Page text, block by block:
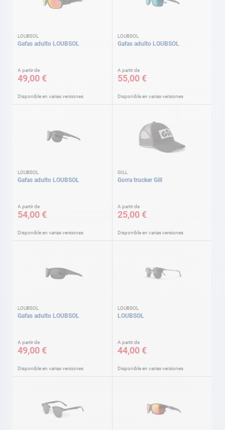
LOUBSOL
Gafas adulto LOUBSOL
A partir de
49,00 €
Disponible en varias versiones
LOUBSOL
Gafas adulto LOUBSOL
A partir de
55,00 €
Disponible en varias versiones
LOUBSOL
Gafas adulto LOUBSOL
A partir de
54,00 €
Disponible en varias versiones
GILL
Gorra trucker Gill
A partir de
25,00 €
Disponible en varias versiones
LOUBSOL
Gafas adulto LOUBSOL
A partir de
49,00 €
Disponible en varias versiones
LOUBSOL
LOUBSOL
A partir de
44,00 €
Disponible en varias versiones